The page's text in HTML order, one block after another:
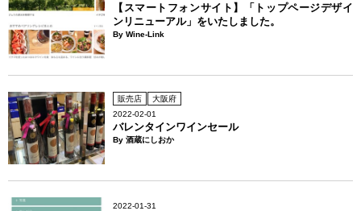
【スマートフォンサイト】「トップページデザイ
ンリニューアル」をいたしました。
By Wine-Link
販売店
大阪府
2022-02-01
バレンタインワインセール
By 酒蔵にしおか
2022-01-31